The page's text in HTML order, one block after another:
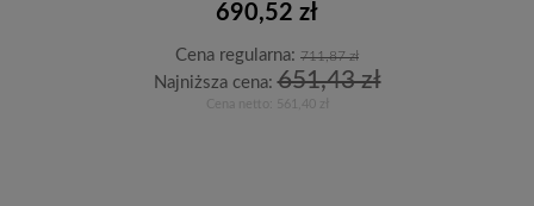
690,52 zł
Cena regularna: 711,87 zł
Najniższa cena:651,43 zł
561,40 zł